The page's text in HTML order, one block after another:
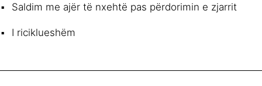
Saldim me ajër të nxehtë pas përdorimin e zjarrit
I riciklueshëm